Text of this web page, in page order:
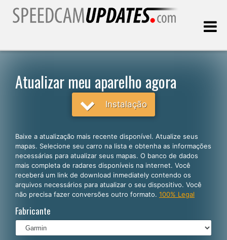
Português
English
Español
Français
Atualizar meu aparelho agora
Instalação
Baixe a atualização mais recente disponível. Atualize seus
mapas. Selecione seu carro na lista e obtenha as informações
necessárias para atualizar seus mapas. O banco de dados
mais completa de radares disponíveis na internet. Você
receberá um link de download inmediately contendo os
arquivos necessários para atualizar o seu dispositivo. Você
não precisa fazer conversões outro formato. 100% Legal
Fabricante